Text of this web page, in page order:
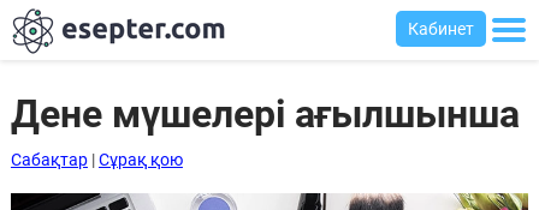
Сабақтар
Кабинет
Дене мүшелері ағылшынша
Сабақтар|Сұрақ қою